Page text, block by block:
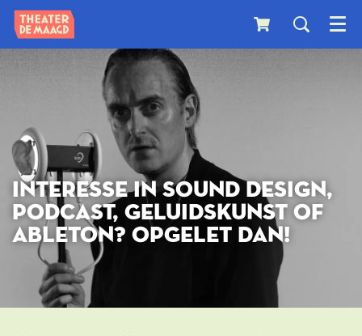
Menu
INTERESSE IN SOUND DESIGN,
PODCAST, GELUIDSKUNST OF
ABLETON? OPGELET DAN!